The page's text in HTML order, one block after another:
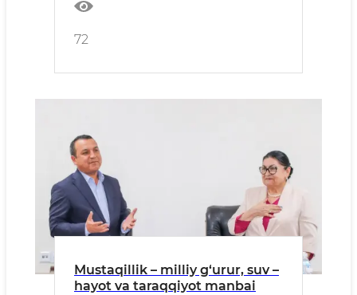
72
Mustaqillik – milliy g‘urur, suv –
hayot va taraqqiyot manbai